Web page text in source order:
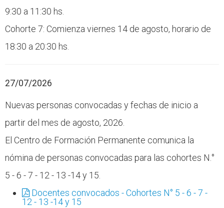
9:30 a 11:30 hs.
Cohorte 7: Comienza viernes 14 de agosto, horario de
18:30 a 20:30 hs.
27/07/2026
Nuevas personas convocadas y fechas de inicio a
partir del mes de agosto, 2026.
El Centro de Formación Permanente comunica la
nómina de personas convocadas para las cohortes N.°
5 - 6 - 7 - 12 - 13 -14 y 15.
Docentes convocados - Cohortes N° 5 - 6 - 7 -
12 - 13 -14 y 15